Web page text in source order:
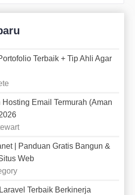
Terbaik + Tip Ahli Agar
Hosting Email Termurah (Aman
| Panduan Gratis Bangun &
Web
Terbaik Berkinerja